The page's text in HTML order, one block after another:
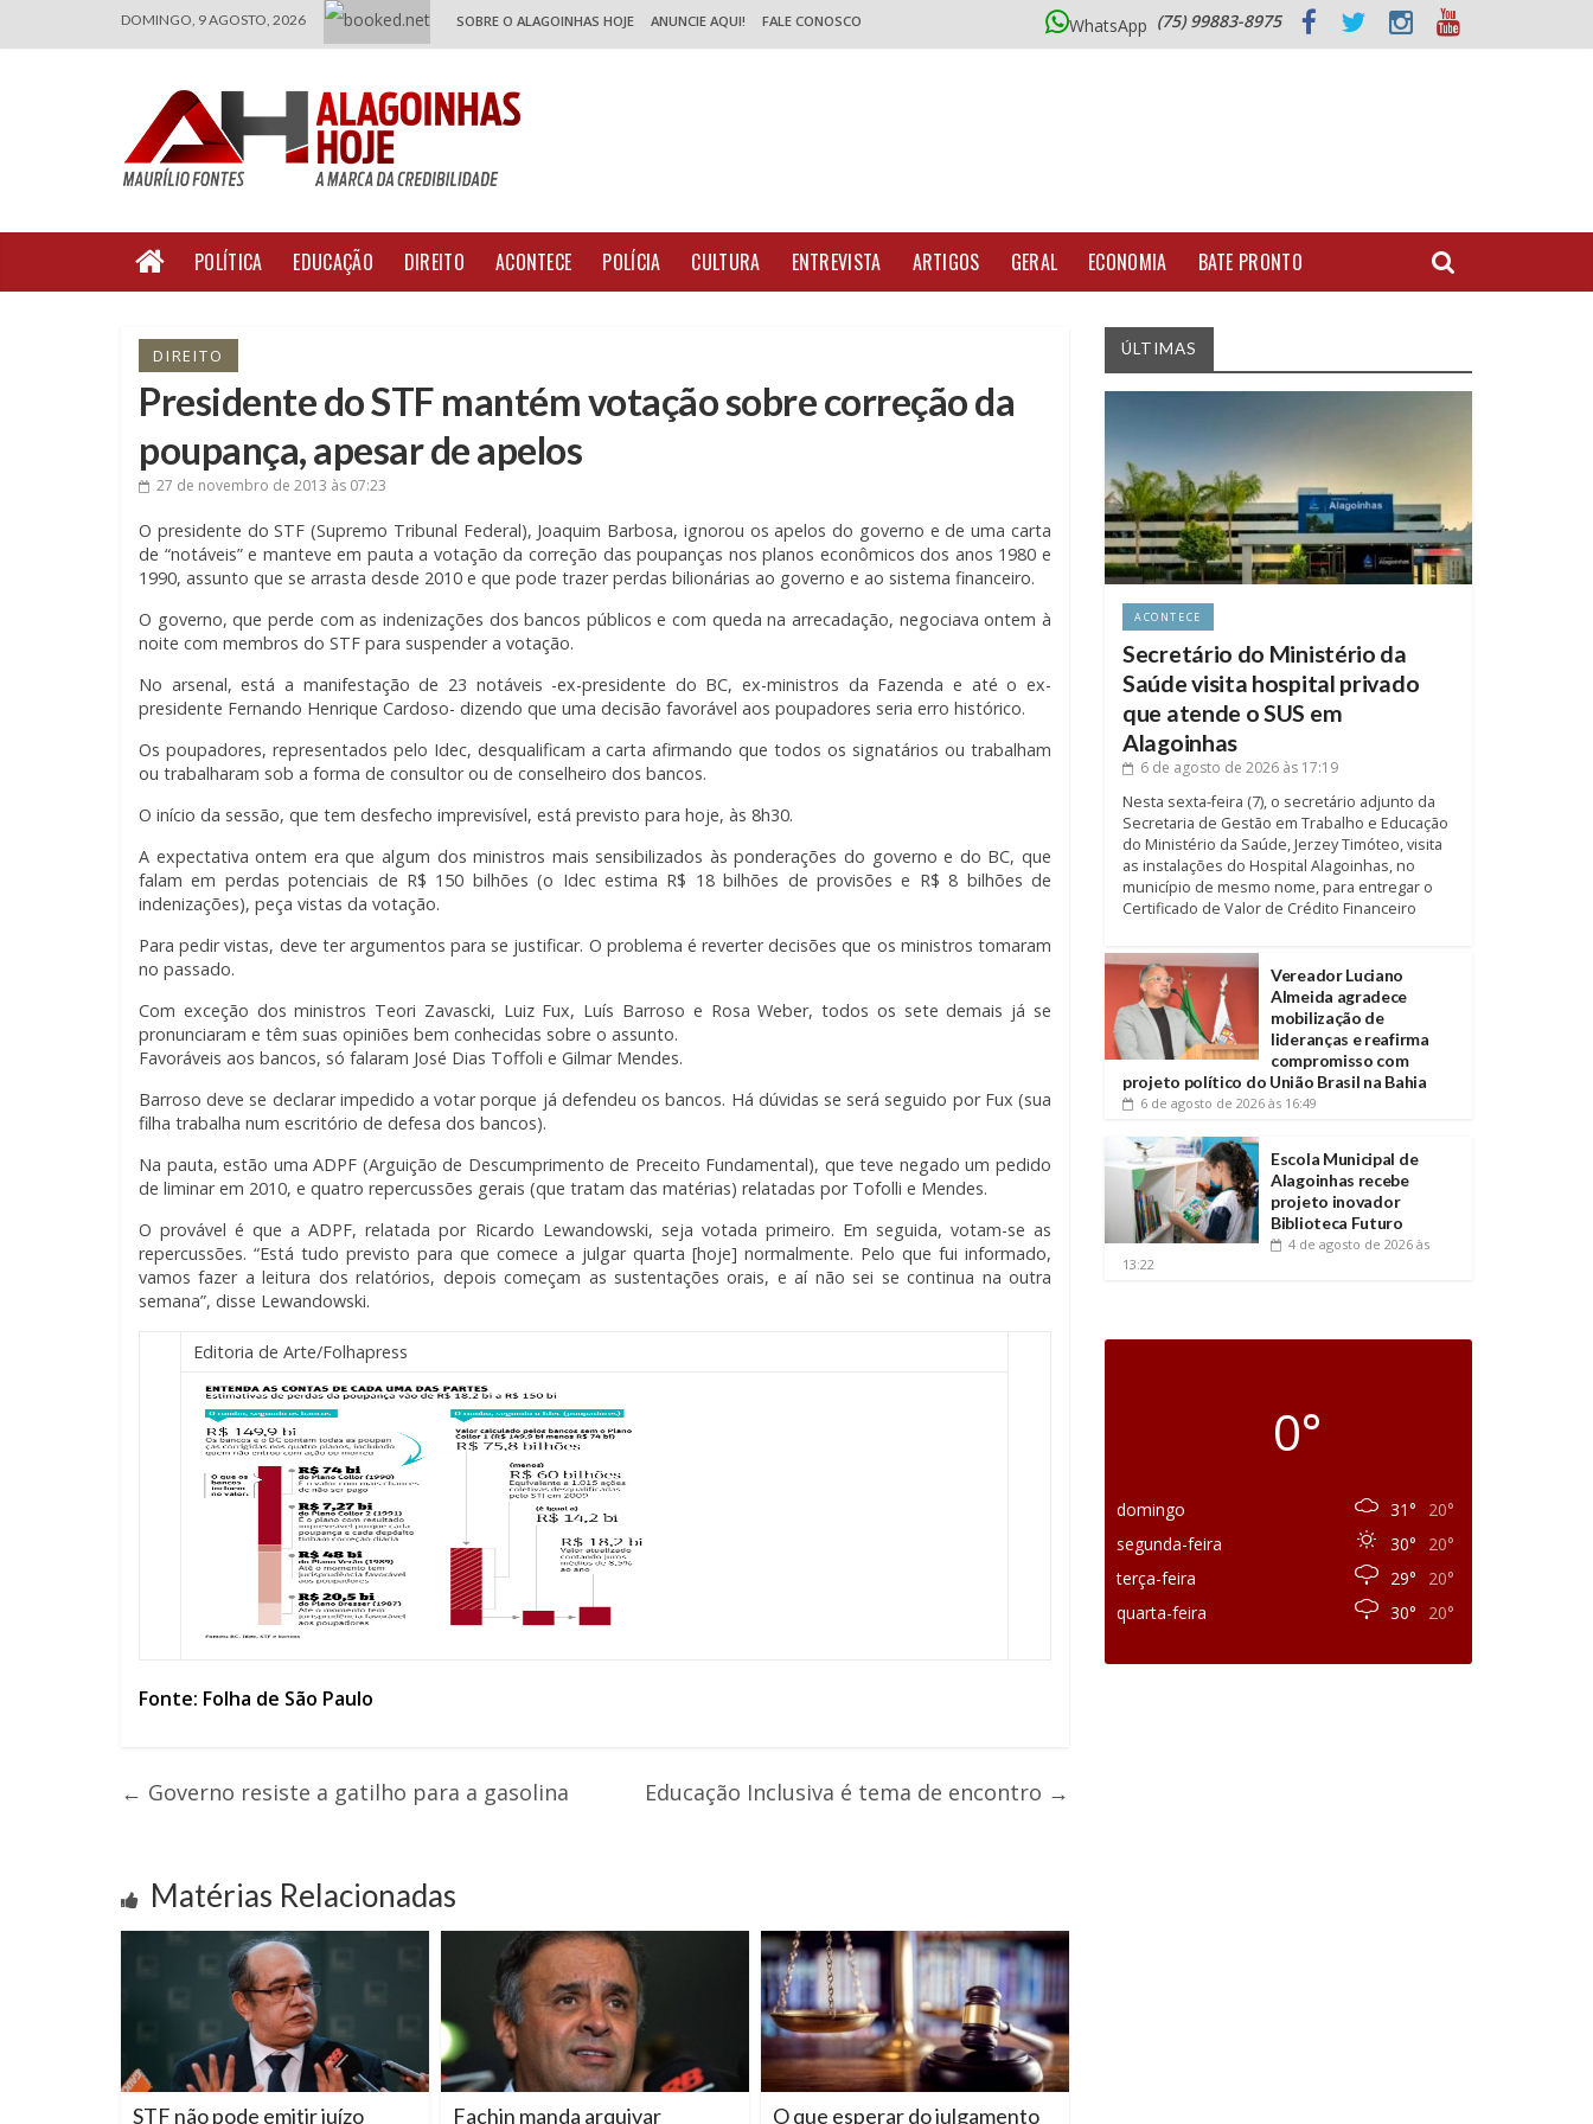
DOMINGO, 9 AGOSTO, 2026 SOBRE O ALAGOINHAS HOJE ANUNCIE AQUI! FALE CONOSCO WhatsApp (75) 99883-8975
POLÍTICA EDUCAÇÃO DIREITO ACONTECE POLÍCIA CULTURA ENTREVISTA ARTIGOS GERAL ECONOMIA BATE PRONTO
DIREITO
Presidente do STF mantém votação sobre correção da
poupança, apesar de apelos
27 de novembro de 2013 às 07:23
O presidente do STF (Supremo Tribunal Federal), Joaquim Barbosa, ignorou os apelos do governo e de uma carta
de “notáveis” e manteve em pauta a votação da correção das poupanças nos planos econômicos dos anos 1980 e
1990, assunto que se arrasta desde 2010 e que pode trazer perdas bilionárias ao governo e ao sistema financeiro.
O governo, que perde com as indenizações dos bancos públicos e com queda na arrecadação, negociava ontem à
noite com membros do STF para suspender a votação.
No arsenal, está a manifestação de 23 notáveis -ex-presidente do BC, ex-ministros da Fazenda e até o ex-
presidente Fernando Henrique Cardoso- dizendo que uma decisão favorável aos poupadores seria erro histórico.
Os poupadores, representados pelo Idec, desqualificam a carta afirmando que todos os signatários ou trabalham
ou trabalharam sob a forma de consultor ou de conselheiro dos bancos.
O início da sessão, que tem desfecho imprevisível, está previsto para hoje, às 8h30.
A expectativa ontem era que algum dos ministros mais sensibilizados às ponderações do governo e do BC, que
falam em perdas potenciais de R$ 150 bilhões (o Idec estima R$ 18 bilhões de provisões e R$ 8 bilhões de
indenizações), peça vistas da votação.
Para pedir vistas, deve ter argumentos para se justificar. O problema é reverter decisões que os ministros tomaram
no passado.
Com exceção dos ministros Teori Zavascki, Luiz Fux, Luís Barroso e Rosa Weber, todos os sete demais já se
pronunciaram e têm suas opiniões bem conhecidas sobre o assunto.
Favoráveis aos bancos, só falaram José Dias Toffoli e Gilmar Mendes.
Barroso deve se declarar impedido a votar porque já defendeu os bancos. Há dúvidas se será seguido por Fux (sua
filha trabalha num escritório de defesa dos bancos).
Na pauta, estão uma ADPF (Arguição de Descumprimento de Preceito Fundamental), que teve negado um pedido
de liminar em 2010, e quatro repercussões gerais (que tratam das matérias) relatadas por Tofolli e Mendes.
O provável é que a ADPF, relatada por Ricardo Lewandowski, seja votada primeiro. Em seguida, votam-se as
repercussões. “Está tudo previsto para que comece a julgar quarta [hoje] normalmente. Pelo que fui informado,
vamos fazer a leitura dos relatórios, depois começam as sustentações orais, e aí não sei se continua na outra
semana”, disse Lewandowski.
Editoria de Arte/Folhapress
Fonte: Folha de São Paulo
← Governo resiste a gatilho para a gasolina Educação Inclusiva é tema de encontro →
Matérias Relacionadas
STF não pode emitir juízo Fachin manda arquivar O que esperar do julgamento
ÚLTIMAS
ACONTECE
Secretário do Ministério da
Saúde visita hospital privado
que atende o SUS em
Alagoinhas
6 de agosto de 2026 às 17:19
Nesta sexta-feira (7), o secretário adjunto da
Secretaria de Gestão em Trabalho e Educação
do Ministério da Saúde, Jerzey Timóteo, visita
as instalações do Hospital Alagoinhas, no
município de mesmo nome, para entregar o
Certificado de Valor de Crédito Financeiro
Vereador Luciano
Almeida agradece
mobilização de
lideranças e reafirma
compromisso com
projeto político do União Brasil na Bahia
6 de agosto de 2026 às 16:49
Escola Municipal de
Alagoinhas recebe
projeto inovador
Biblioteca Futuro
4 de agosto de 2026 às
13:22
0°
domingo 31°
20°
segunda-feira
30°
20°
terça-feira
29°
20°
quarta-feira
30° 20°